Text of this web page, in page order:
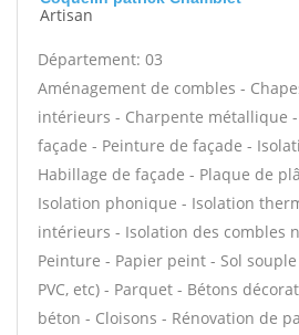
Artisan
Département: 03
Aménagement de combles -
intérieurs - Charpente métallique
façade - Peinture de façade -
Habillage de façade - Plaque de
Isolation phonique - Isolation
intérieurs - Isolation des combles
Peinture - Papier peint - Sol
PVC, etc) - Parquet - Bétons
béton - Cloisons - Rénovation de